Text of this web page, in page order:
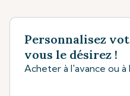
Personnalisez
vous le désirez !
Acheter à l'avance ou à